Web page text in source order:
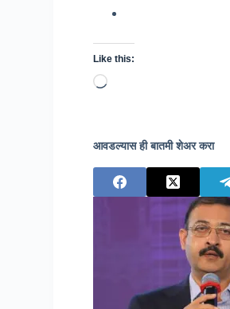
Like this:
Loading…
आवडल्यास ही बातमी शेअर करा